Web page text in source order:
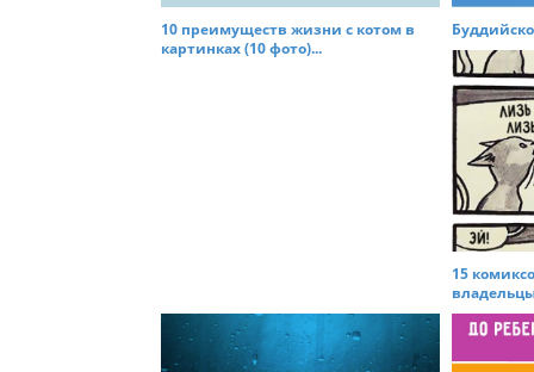
t
10 преимуществ жизни с котом в
картинках (10 фото)...
15